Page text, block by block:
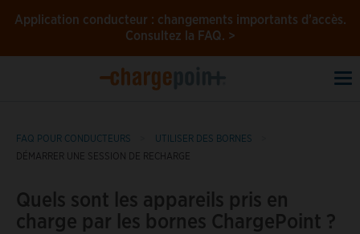
Application conducteur : changements importants d’accès.
Consultez la FAQ. >
FAQ POUR CONDUCTEURS
UTILISER DES BORNES
DÉMARRER UNE SESSION DE RECHARGE
Quels sont les appareils pris en
charge par les bornes ChargePoint ?